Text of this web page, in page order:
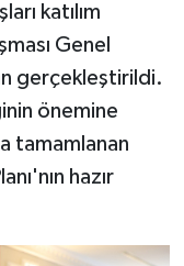
katılım
Genel
gerçekleştirildi.
önemine
tamamlanan
hazır